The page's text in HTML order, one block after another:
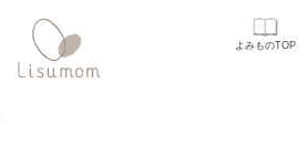
よみものTOP